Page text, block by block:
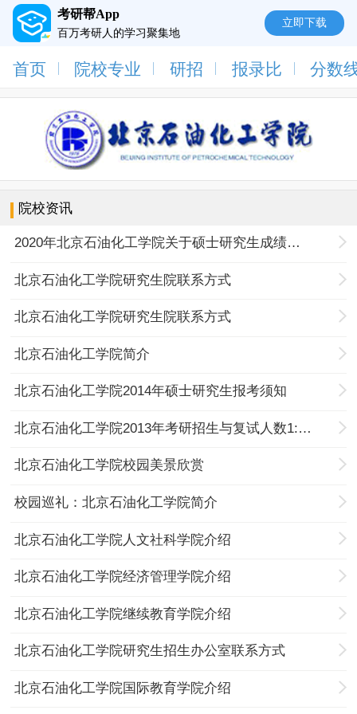
考研帮App
百万考研人的学习聚集地
立即下载
首页 院校专业 研招 报录比 分数
院校资讯
2020年北京石油化工学院关于硕士研究生成绩查询及复试等事项的公告
北京石油化工学院研究生院联系方式
北京石油化工学院研究生院联系方式
北京石油化工学院简介
北京石油化工学院2014年硕士研究生报考须知
北京石油化工学院2013年考研招生与复试人数1:1.2
北京石油化工学院校园美景欣赏
校园巡礼：北京石油化工学院简介
北京石油化工学院人文社科学院介绍
北京石油化工学院经济管理学院介绍
北京石油化工学院继续教育学院介绍
北京石油化工学院研究生招生办公室联系方式
北京石油化工学院国际教育学院介绍